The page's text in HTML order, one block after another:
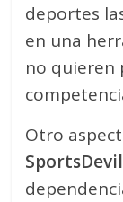
deportes
en una
no quieren
Otro
SportsDevil